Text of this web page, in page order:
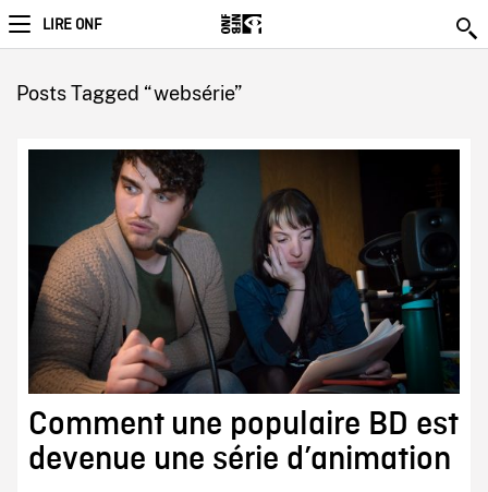
LIRE ONF
Posts Tagged “websérie”
Comment une populaire BD est
devenue une série d’animation